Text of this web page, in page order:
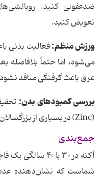
ضدعفونی کنید.
تعویض کنید.
ورزش منظم:فعالیت بدنی
می‌شود، اما حتماً بلافاصله
عرق باعث گرفتگی منافذ
بررسی کمبودهای بدن:
(Zinc) در بسیاری از بزرگسالان مبتلا به آکنه شایع است.
جمع‌بندی
آکنه در ۳۰ یا
شماست که نشان‌دهنده